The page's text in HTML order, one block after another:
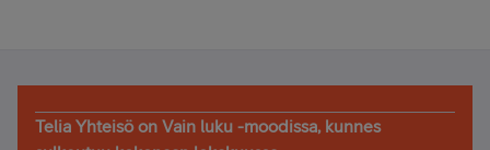
Telia Yhteisö on Vain luku -moodissa, kunnes